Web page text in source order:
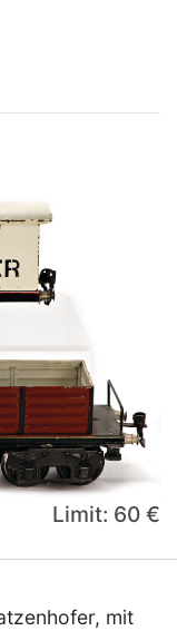
Limit: 60 €
mit